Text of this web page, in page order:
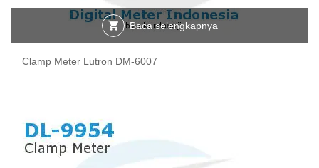
Baca selengkapnya
Clamp Meter Lutron DM-6007